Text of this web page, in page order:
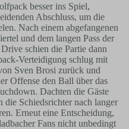
besser ins Spiel,
Abschluss, um die
Nach einem abgefangenen
und dem langen Pass der
schien die Partie dann
Verteidigung schlug mit
Sven Brosi zurück und
Offense den Ball über das
Dachten die Gäste
die Schiedsrichter nach langer
Erneut eine Entscheidung,
Fans nicht unbedingt